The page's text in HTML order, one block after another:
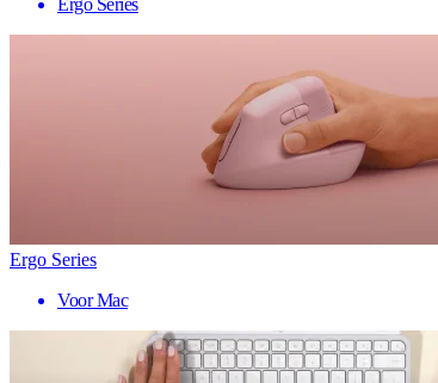
Ergo Series
Ergo Series
Voor Mac